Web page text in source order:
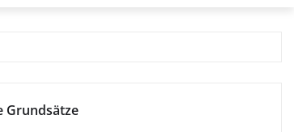
Grundsätze